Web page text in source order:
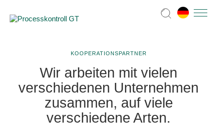
KOOPERATIONSPARTNER
Wir arbeiten mit vielen
verschiedenen Unternehmen
zusammen, auf viele
verschiedene Arten.